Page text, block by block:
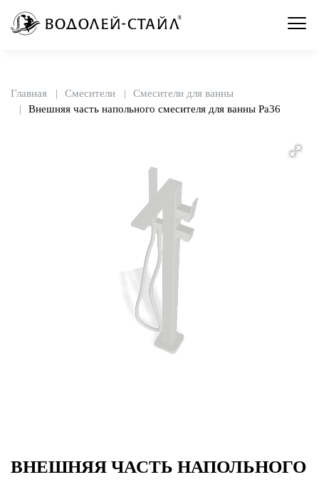
Главная Смесители
Смесители для ванны
Внешняя часть напольного смесителя для ванны Pa36
ВНЕШНЯЯ ЧАСТЬ НАПОЛЬНОГО